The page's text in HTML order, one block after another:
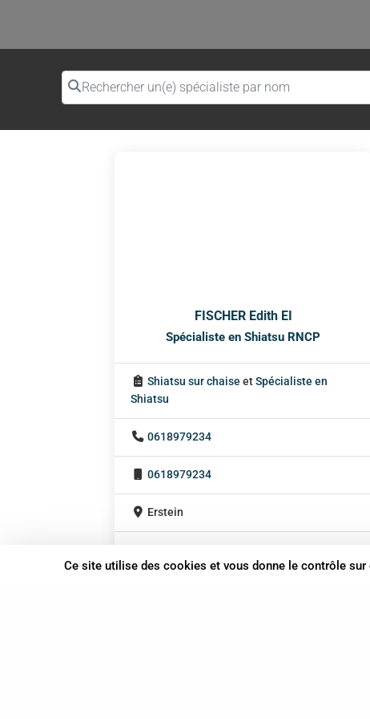
Rechercher un(e) spécialiste par nom
FISCHER Edith EI
Spécialiste en Shiatsu RNCP
Shiatsu sur chaise etSpécialiste en
Shiatsu
0618979234
0618979234
Erstein
Ce site utilise des cookies et vous donne le contrôle